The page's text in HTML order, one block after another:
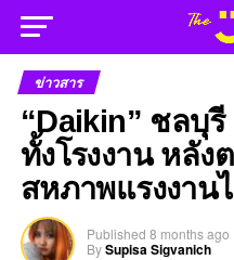
ข่าวสาร
“Daikin” ชลบุรี
ทั้งโรงงาน หลัง
สหภาพแรงงาน
Published 8 months ago
BySupisa Sigvanich